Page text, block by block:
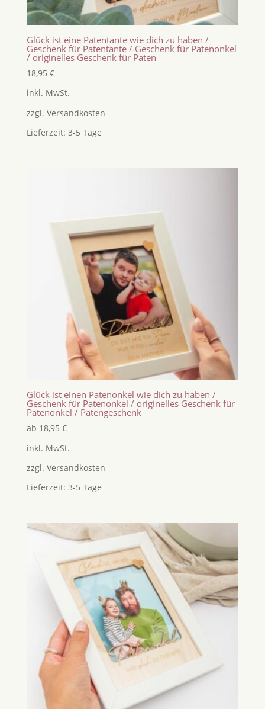
Glück ist eine Patentante wie dich zu haben /
Geschenk für Patentante / Geschenk für Patenonkel
/ originelles Geschenk für Paten
18,95 €
inkl. MwSt.
zzgl. Versandkosten
Lieferzeit: 3-5 Tage
Glück ist einen Patenonkel wie dich zu haben /
Geschenk für Patenonkel / originelles Geschenk für
Patenonkel / Patengeschenk
ab 18,95 €
inkl. MwSt.
zzgl. Versandkosten
Lieferzeit: 3-5 Tage